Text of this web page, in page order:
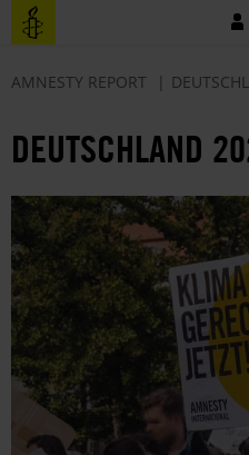
Direkt
zum
Benutzermenü
AMNESTY REPORT
DEUTSCHLAND